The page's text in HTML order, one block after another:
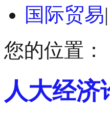
国际贸易|
您的位置：
人大经济